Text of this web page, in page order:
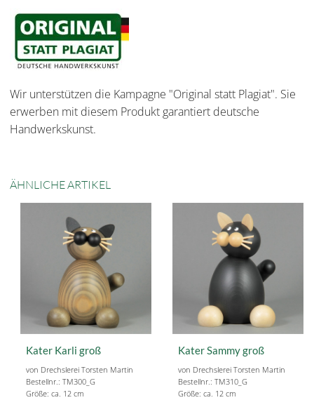
Wir unterstützen die Kampagne "Original statt Plagiat". Sie
erwerben mit diesem Produkt garantiert deutsche
Handwerkskunst.
ÄHNLICHE ARTIKEL
Kater Karli groß
von Drechslerei Torsten Martin
Bestellnr.: TM300_G
Größe: ca. 12 cm
Kater Sammy groß
von Drechslerei Torsten Martin
Bestellnr.: TM310_G
Größe: ca. 12 cm